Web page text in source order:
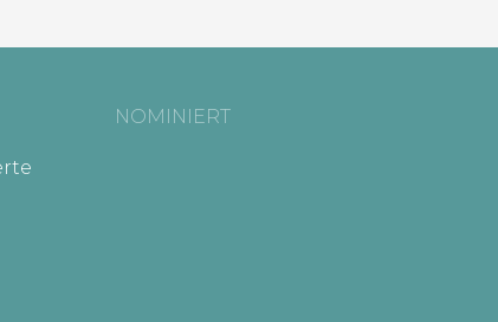
NOMINIERT